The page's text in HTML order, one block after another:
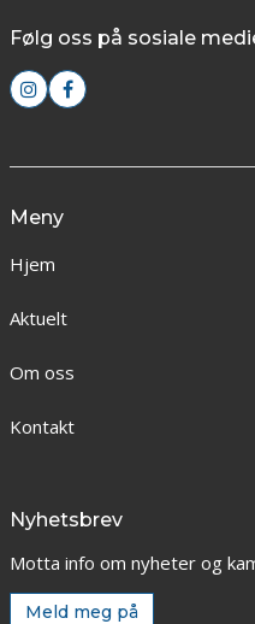
Følg oss på sosiale
Meny
Hjem
Aktuelt
Om oss
Kontakt
Nyhetsbrev
Motta info om nyheter og
Meld meg på